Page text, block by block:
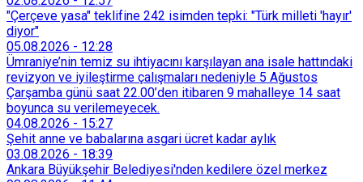
"Çerçeve yasa" teklifine 242 isimden tepki: "Türk milleti 'hayır'
diyor"
05.08.2026 - 12:28
Ümraniye’nin temiz su ihtiyacını karşılayan ana isale hattındaki
revizyon ve iyileştirme çalışmaları nedeniyle 5 Ağustos
Çarşamba günü saat 22.00’den itibaren 9 mahalleye 14 saat
boyunca su verilemeyecek.
04.08.2026 - 15:27
Şehit anne ve babalarına asgari ücret kadar aylık
03.08.2026 - 18:39
Ankara Büyükşehir Belediyesi'nden kedilere özel merkez